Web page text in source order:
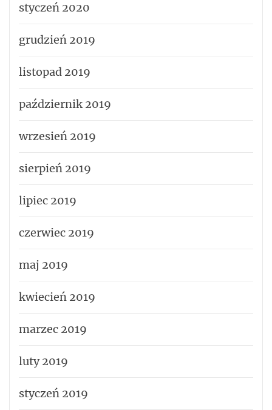
styczeń 2020
grudzień 2019
listopad 2019
październik 2019
wrzesień 2019
sierpień 2019
lipiec 2019
czerwiec 2019
maj 2019
kwiecień 2019
marzec 2019
luty 2019
styczeń 2019